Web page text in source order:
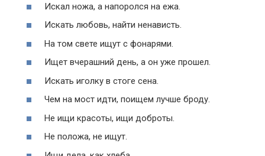
Искал ножа, а напоролся на ежа.
Искать любовь, найти ненависть.
На том свете ищут с фонарями.
Ищет вчерашний день, а он уже прошел.
Искать иголку в стоге сена.
Чем на мост идти, поищем лучше броду.
Не ищи красоты, ищи доброты.
Не положа, не ищут.